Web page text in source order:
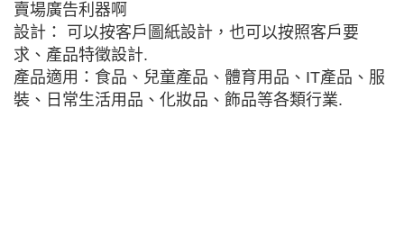
賣場廣告利器啊
設計： 可以按客戶圖紙設計，也可以按照客戶要
求、產品特徵設計.
產品適用：食品、兒童產品、體育用品、IT產品、服
裝、日常生活用品、化妝品、飾品等各類行業.